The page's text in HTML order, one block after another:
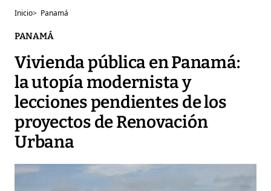
Inicio> Panamá
PANAMÁ
Vivienda pública en Panamá:
la utopía modernista y
lecciones pendientes de los
proyectos de Renovación
Urbana